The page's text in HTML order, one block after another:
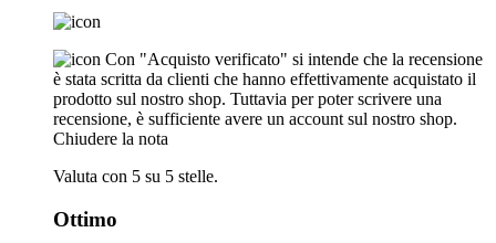
Con "Acquisto verificato" si intende che la recensione
è stata scritta da clienti che hanno effettivamente acquistato il
prodotto sul nostro shop. Tuttavia per poter scrivere una
recensione, è sufficiente avere un account sul nostro shop.
Chiudere la nota
Valuta con 5 su 5 stelle.
Ottimo